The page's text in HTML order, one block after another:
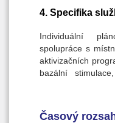
přizpůsobený
požadavkům, s
soběstačnosti a
2. Umožnit
podobal co
domácím prostředí.
3. Umožnit
společenským
činnosti,
obstarávání
prádelenské,
1x týdně,
předepsané
4. Specifika
Individuální
spolupráce s
aktivizačních
bazální
pedikérských,
Časový